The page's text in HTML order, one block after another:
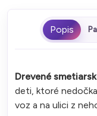
Drevené
deti, ktoré
voz a na ulici z